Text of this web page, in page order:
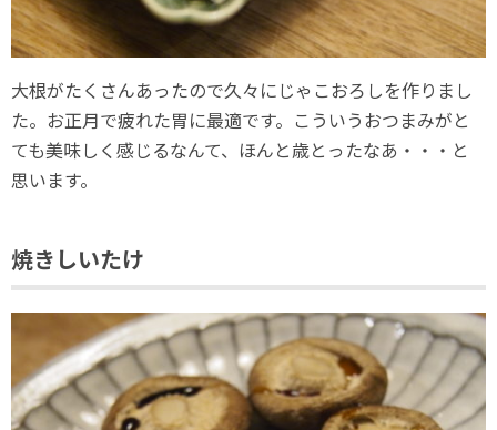
大根がたくさんあったので久々にじゃこおろしを作りまし
た。お正月で疲れた胃に最適です。こういうおつまみがと
ても美味しく感じるなんて、ほんと歳とったなあ・・・と
思います。
焼きしいたけ